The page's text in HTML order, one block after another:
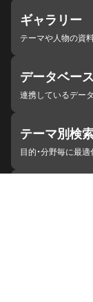
ギャラリー
テーマや人物の資
データベー
連携しているデー
テーマ別検
目的・分野毎に最